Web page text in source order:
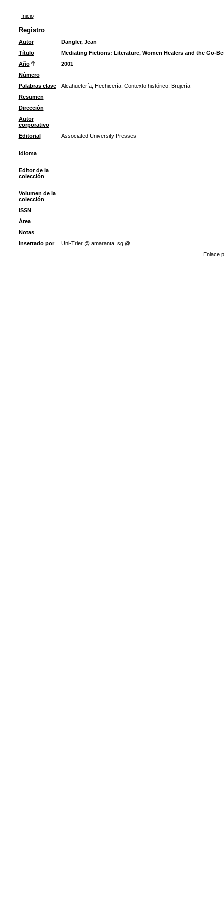
Inicio
Registro
Autor
Dangler, Jean
Título
Mediating Fictions: Literature, Women Healers and the Go-
Año
2001
Número
Palabras clave
Alcahuetería; Hechicería; Contexto histórico; Brujería
Resumen
Dirección
Autor
corporativo
Editorial
Associated University Presses
Idioma
Editor de la
colección
Volumen de la
colección
ISSN
Área
Notas
Insertado por
Uni-Trier @ amaranta_sg @
Enlace